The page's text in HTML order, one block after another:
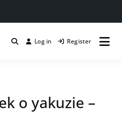
Log in Register
o yakuzie –